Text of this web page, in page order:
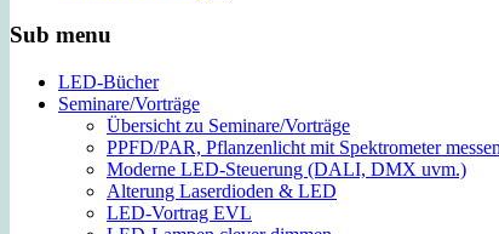
Sub menu
LED-Bücher
Seminare/Vorträge
Übersicht zu Seminare/Vorträge
PPFD/PAR, Pflanzenlicht mit Spektrometer messen
Moderne LED-Steuerung (DALI, DMX uvm.)
Alterung Laserdioden & LED
LED-Vortrag EVL